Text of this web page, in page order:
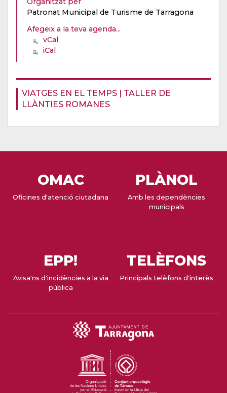
VIATGES EN EL TEMPS | TALLER DE
LLÀNTIES ROMANES
Patronat Municipal de Turisme de Tarragona
Afegeix a la teva agenda...
vCal
iCal
OMAC
Oficines d'atenció ciutadana
PLÀNOL
Amb les dependències
municipals
EPP!
Avisa'ns d'incidències a la via
pública
TELÈFONS
Principals telèfons d'interès